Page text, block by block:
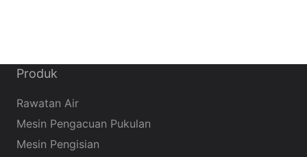
Produk
Rawatan Air
Mesin Pengacuan Pukulan
Mesin Pengisian